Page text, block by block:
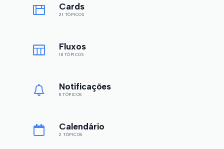
Cards
21 TÓPICOS
Fluxos
18 TÓPICOS
Notificações
8 TÓPICOS
Calendário
2 TÓPICOS